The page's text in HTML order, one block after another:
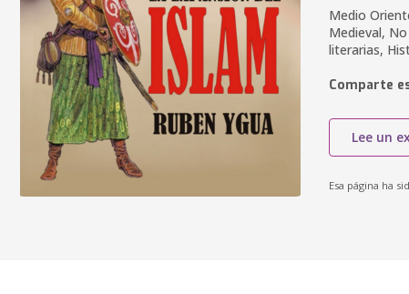
Medio
Medieval,
literarias,
Comparte
Lee un
Esa página ha